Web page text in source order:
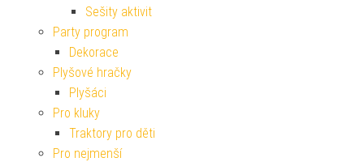
Sešity aktivit
Party program
Dekorace
Plyšové hračky
Plyšáci
Pro kluky
Traktory pro děti
Pro nejmenší